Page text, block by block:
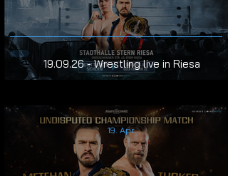
19.09.26 - Wrestling live in Riesa
19. Apr.